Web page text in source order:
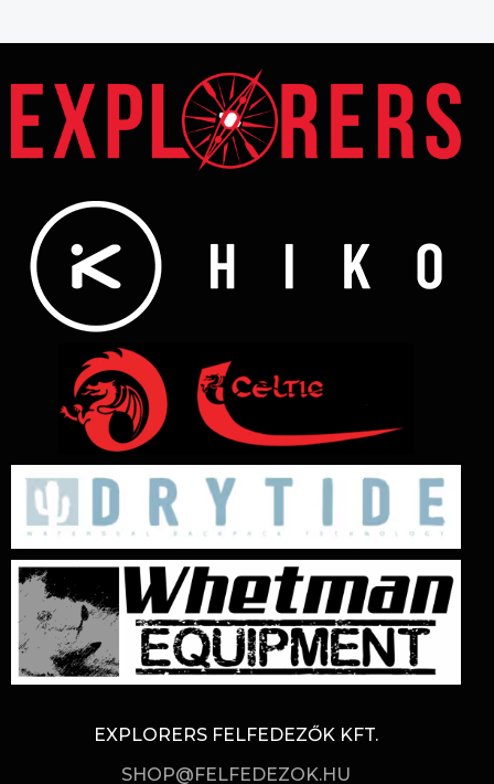
EXPLORERS FELFEDEZŐK KFT.
SHOP@FELFEDEZOK.HU